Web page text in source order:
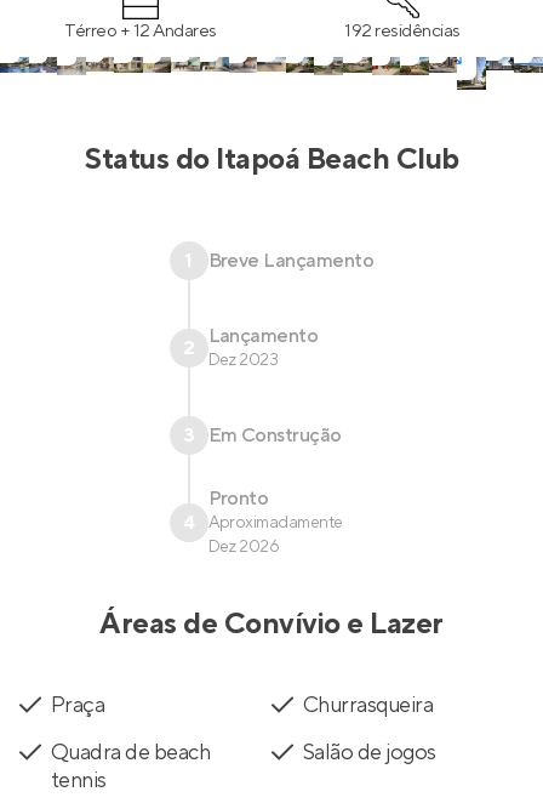
Térreo + 12 Andares 192 residências
Status do Itapoá Beach Club
1 Breve Lançamento
2 Lançamento
Dez 2023
3 Em Construção
4
Pronto
Aproximadamente
Dez 2026
Áreas de Convívio e Lazer
Praça
Churrasqueira
Quadra de beach
tennis
Salão de jogos